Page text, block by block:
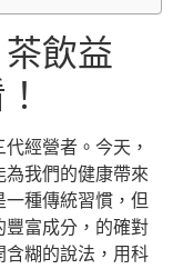
飲益
經營者。今天，
我們的健康帶來
種傳統習慣，但
豐富成分，的確對
含糊的說法，用科